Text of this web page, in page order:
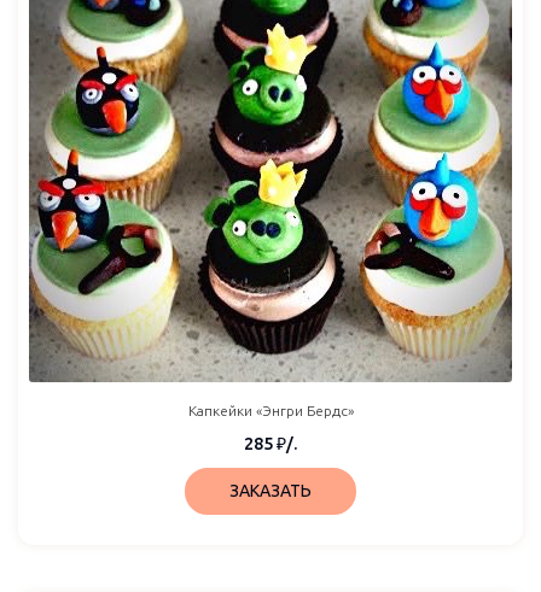
Капкейки «Энгри Бердс»
285₽/.
ЗАКАЗАТЬ